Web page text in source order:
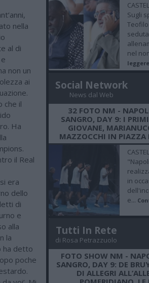
nella
al di
non un
ai
che il
Ha
il Real
era
dello
di
e
alla
la
ha detto
poche
Sugli
nel
Social Network
News dal Web
32 FOTO NM -
SANGRO, DAY 9: I
GIOVANE,
MAZZOCCHI IN PIAZZA
in
e...
Tutti In Rete
di Rosa Petrazzuolo
FOTO SHOW NM -
SANGRO, DAY 9: DE
DI ALLEGRI